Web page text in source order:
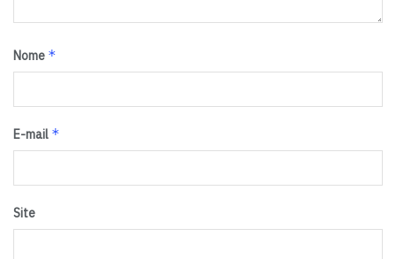
Nome *
E-mail *
Site